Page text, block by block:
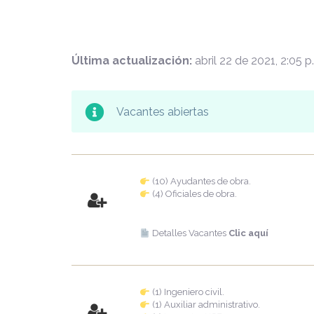
Última actualización: abril 22 de 2021, 2:05
Vacantes abiertas
(10) Ayudantes de obra.
(4) Oficiales de obra.
Detalles Vacantes Clic aquí
(1) Ingeniero civil.
(1) Auxiliar administrativo.